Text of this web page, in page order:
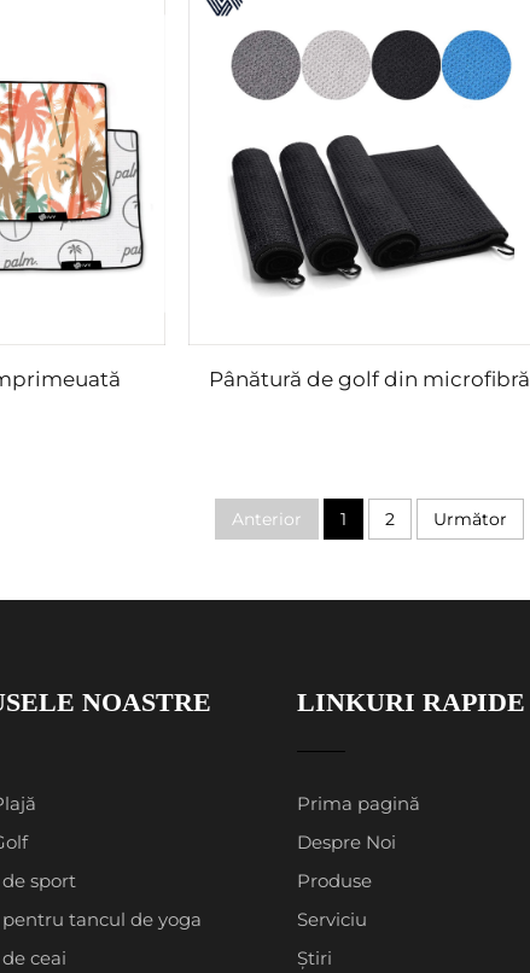
Pânătură de golf din microfibră
Anterior 1 2 Următor
NOASTRE
sport
tancul de yoga
ceai
LINKURI RAPIDE
Prima pagină
Despre Noi
Produse
Serviciu
Știri